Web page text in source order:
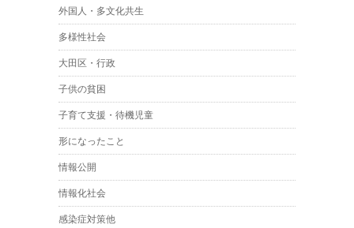
外国人・多文化共生
多様性社会
大田区・行政
子供の貧困
子育て支援・待機児童
形になったこと
情報公開
情報化社会
感染症対策他